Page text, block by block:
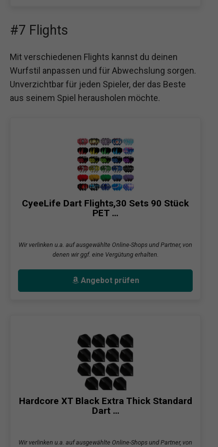
#7 Flights
Mit verschiedenen Flights kannst du deinen
Wurfstil anpassen und für Abwechslung sorgen.
Unverzichtbar für jeden Spieler, der das Beste
aus seinem Spiel herausholen möchte.
CyeeLife Dart Flights,30 Sets 90 Stück
PET …
Wir verlinken u.a. auf ausgewählte Online-Shops und Partner, von
denen wir ggf. eine Vergütung erhalten.
Angebot prüfen
Hardcore XT Black Extra Thick Standard
Dart …
Wir verlinken u.a. auf ausgewählte Online-Shops und Partner, von